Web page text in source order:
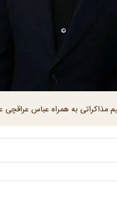
مذاکراتی به همراه عباس